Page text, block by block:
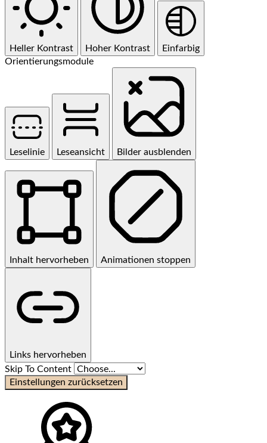
Heller Kontrast Hoher Kontrast
Einfarbig
Orientierungsmodule
Leselinie Leseansicht Bilder ausblenden
Inhalt hervorheben Animationen stoppen
Links hervorheben
Skip To Content
Einstellungen zurücksetzen